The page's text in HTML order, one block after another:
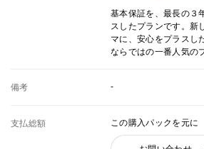
基本保証を、最長の３
スしたプランです。新
マに、安心をプラスし
ならではの一番人気の
備考 -
支払総額 この購入パックを元に